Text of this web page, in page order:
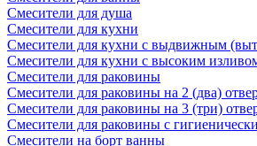
Смесители для душа
Смесители для кухни
Смесители для кухни с выдвижным
Смесители для кухни с высоким
Смесители для раковины
Смесители для раковины на 2 (два)
Смесители для раковины на 3 (три)
Смесители для раковины с
Смесители на борт ванны